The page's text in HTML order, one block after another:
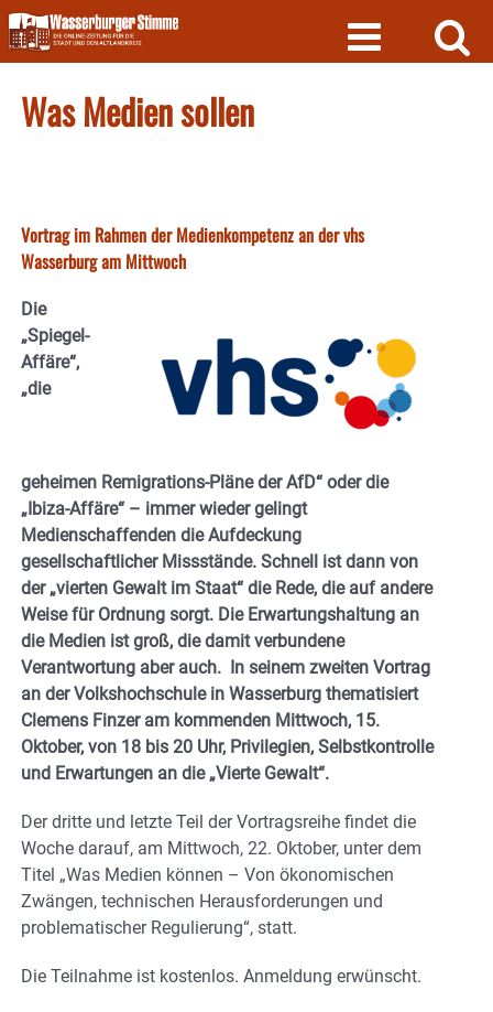
Skip
to
content
Was Medien sollen
Vortrag im Rahmen der Medienkompetenz an der vhs
Wasserburg am Mittwoch
Die
„Spiegel-
Affäre“,
„die
geheimen Remigrations-Pläne der AfD“ oder die
„Ibiza-Affäre“ – immer wieder gelingt
Medienschaffenden die Aufdeckung
gesellschaftlicher Missstände. Schnell ist dann von
der „vierten Gewalt im Staat“ die Rede, die auf andere
Weise für Ordnung sorgt. Die Erwartungshaltung an
die Medien ist groß, die damit verbundene
Verantwortung aber auch. In seinem zweiten Vortrag
an der Volkshochschule in Wasserburg thematisiert
Clemens Finzer am kommenden Mittwoch, 15.
Oktober, von 18 bis 20 Uhr, Privilegien, Selbstkontrolle
und Erwartungen an die „Vierte Gewalt“.
Der dritte und letzte Teil der Vortragsreihe findet die
Woche darauf, am Mittwoch, 22. Oktober, unter dem
Titel „Was Medien können – Von ökonomischen
Zwängen, technischen Herausforderungen und
problematischer Regulierung“, statt.
Die Teilnahme ist kostenlos. Anmeldung erwünscht.